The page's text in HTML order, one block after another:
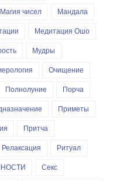
Магия чисел
Мандала
Медитация Ошо
Мудры
Очищение
Полнолуние
Порча
Приметы
Притча
Релаксация
Ритуал
Секс